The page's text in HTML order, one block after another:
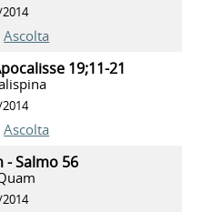
Ascolta
19;11-21
Ascolta
- Salmo 56